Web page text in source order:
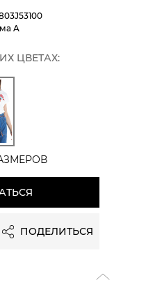
A
ЦВЕТАХ:
ПОДЕЛИТЬСЯ